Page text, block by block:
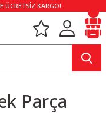
ÜCRETSİZ KARGO!
Parça